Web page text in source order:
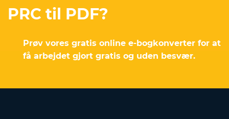
PRC til PDF?
Prøv vores gratis online e-bogkonverter for at
få arbejdet gjort gratis og uden besvær.